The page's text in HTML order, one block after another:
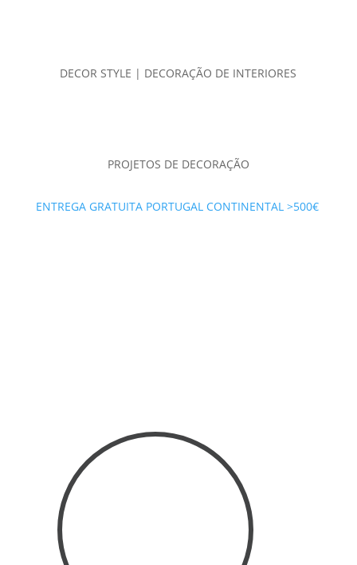
DECOR STYLE | DECORAÇÃO DE INTERIORES
PROJETOS DE DECORAÇÃO
ENTREGA GRATUITA PORTUGAL CONTINENTAL >500€